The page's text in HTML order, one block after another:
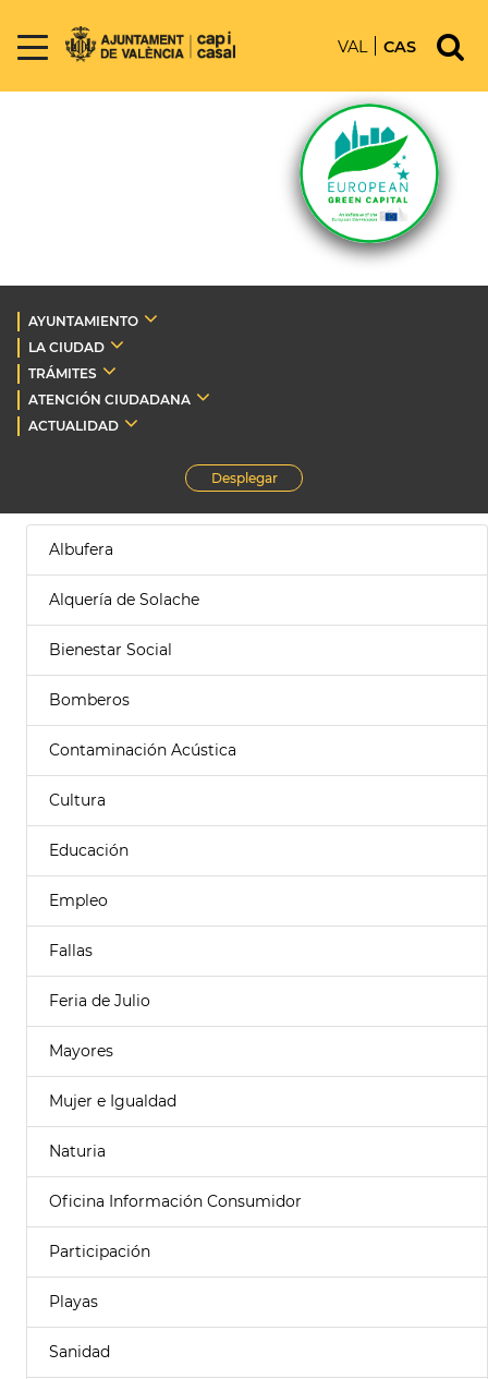
VAL CAS
AYUNTAMIENTO
LA CIUDAD
TRÁMITES
ATENCIÓN CIUDADANA
ACTUALIDAD
Desplegar
Albufera
Alquería de Solache
Bienestar Social
Bomberos
Contaminación Acústica
Cultura
Educación
Empleo
Fallas
Feria de Julio
Mayores
Mujer e Igualdad
Naturia
Oficina Información Consumidor
Participación
Playas
Sanidad